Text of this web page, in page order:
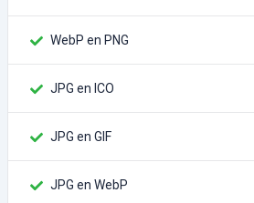
WebP en PNG
JPG en ICO
JPG en GIF
JPG en WebP